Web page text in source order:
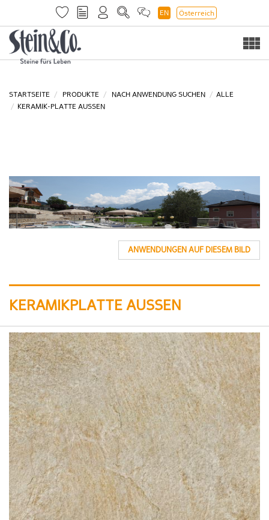
EN Österreich
STARTSEITE PRODUKTE NACH ANWENDUNG SUCHEN
ALLE
KERAMIK-PLATTE AUSSEN
ANWENDUNGEN AUF DIESEM BILD
KERAMIKPLATTE AUSSEN